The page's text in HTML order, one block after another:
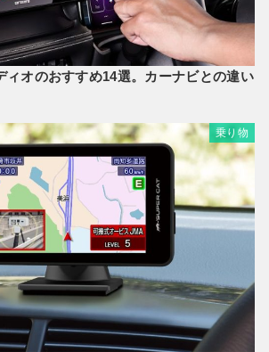
ィオのおすすめ14選。カーナビとの違い
乗り物